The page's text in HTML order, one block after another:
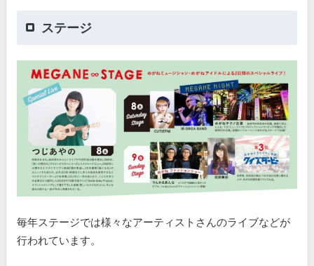
ステージ
毎年ステージでは様々なアーティストさんのライブなどが
行われています。